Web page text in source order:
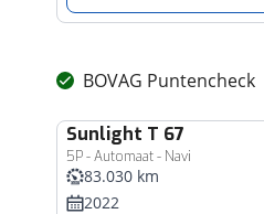
BOVAG Puntencheck
Sunlight T 67
5P - Automaat - Navi
83.030 km
2022